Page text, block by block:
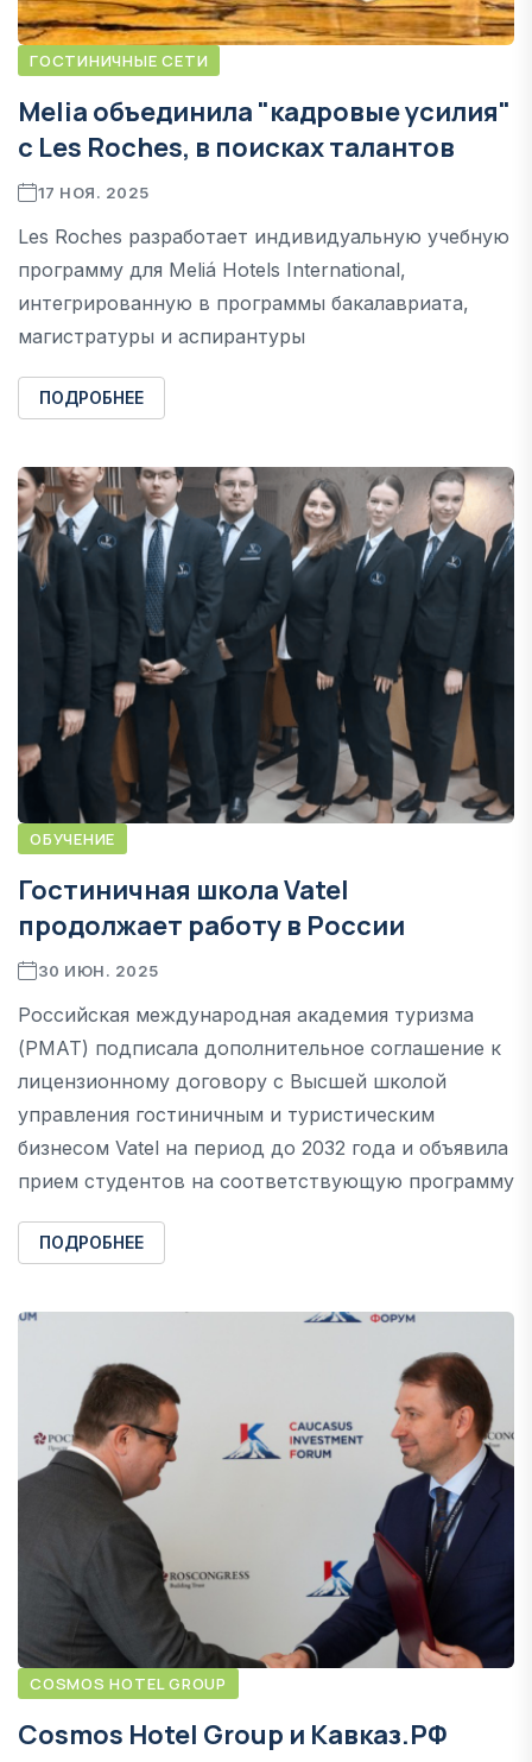
ГОСТИНИЧНЫЕ СЕТИ
Melia объединила "кадровые усилия"
с Les Roches, в поисках талантов
17 НОЯ. 2025
Les Roches разработает индивидуальную учебную
программу для Meliá Hotels International,
интегрированную в программы бакалавриата,
магистратуры и аспирантуры
ПОДРОБНЕЕ
ОБУЧЕНИЕ
Гостиничная школа Vatel
продолжает работу в России
30 ИЮН. 2025
Российская международная академия туризма
(РМАТ) подписала дополнительное соглашение к
лицензионному договору с Высшей школой
управления гостиничным и туристическим
бизнесом Vatel на период до 2032 года и объявила
прием студентов на соответствующую программу
ПОДРОБНЕЕ
COSMOS HOTEL GROUP
Cosmos Hotel Group и Кавказ.РФ